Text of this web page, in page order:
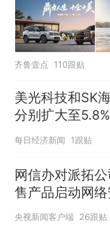
齐鲁壹点 110跟贴
美光科技和SK
分别扩大至
每日经济新闻 1跟贴
网信办对派拓
售产品启动网
央视新闻客户端 26跟贴